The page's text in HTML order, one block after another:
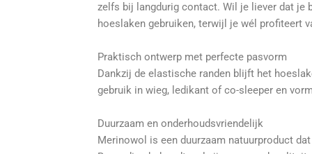
zelfs bij langdurig contact. Wil je liever dat je
hoeslaken gebruiken, terwijl je wél profiteert
Praktisch ontwerp met perfecte pasvorm
Dankzij de elastische randen blijft het
gebruik in wieg, ledikant of co-sleeper en
Duurzaam en onderhoudsvriendelijk
Merinowol is een duurzaam natuurproduct